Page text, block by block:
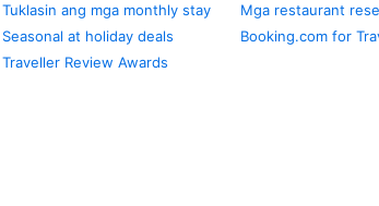
Tuklasin ang mga monthly stay
Seasonal at holiday deals
Traveller Review Awards
Mga restaurant
Booking.com for